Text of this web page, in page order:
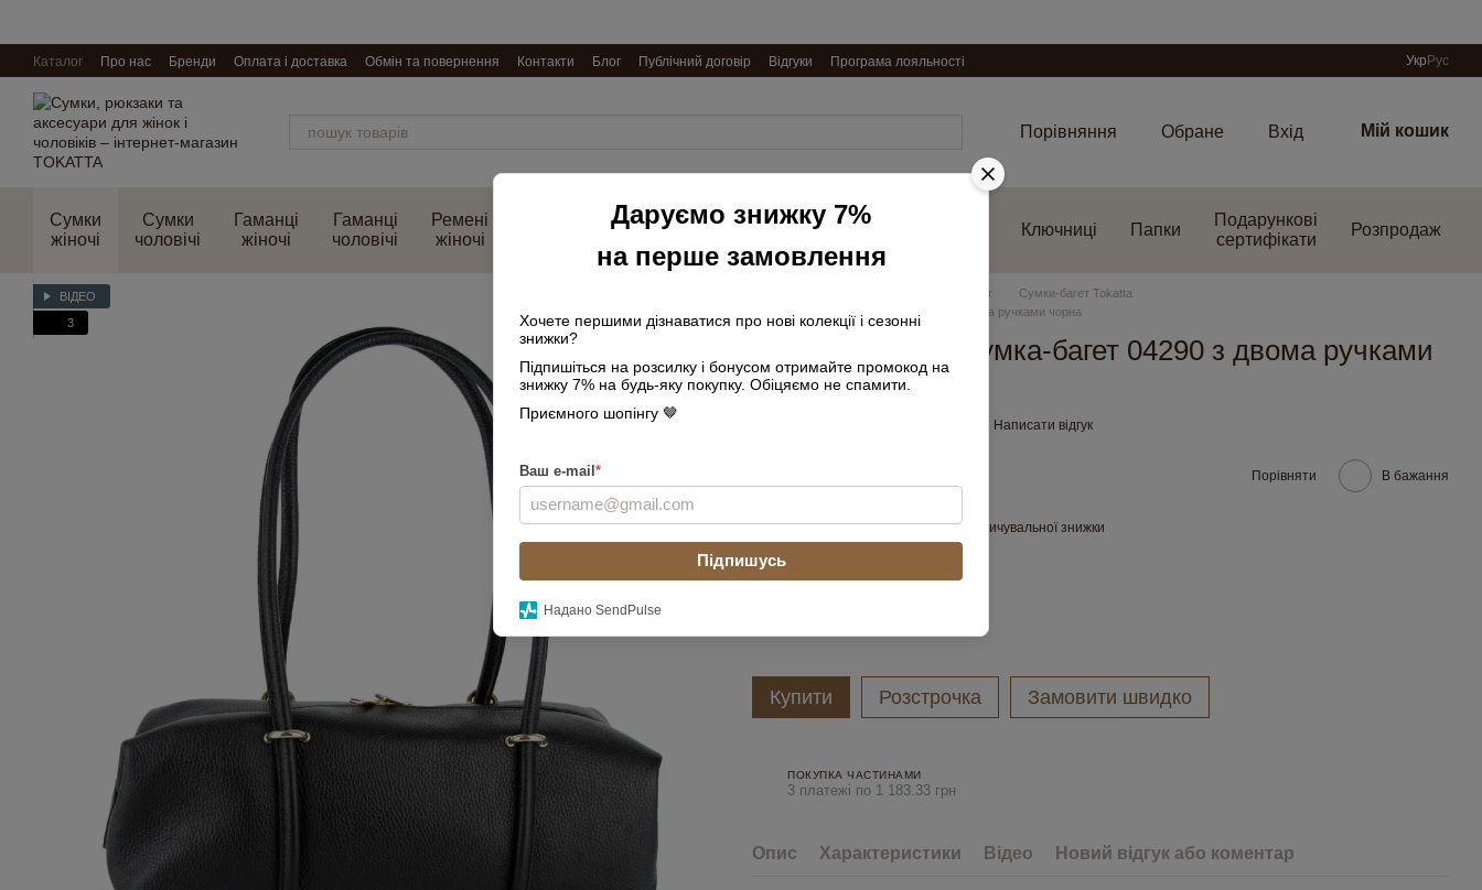
Даруємо знижку 7%
на перше замовлення
Хочете першими дізнаватися про нові колекції і сезонні
знижки?
Підпишіться на розсилку і бонусом отримайте промокод на
знижку 7% на будь-яку покупку. Обіцяємо не спамити.
Приємного шопінгу 🤎
Ваш e-mail *
Підпишусь
Надано SendPulse
Каталог Про нас Бренди Оплата і доставка Обмін та повернення Контакти Блог Публічний договір Відгуки Програма лояльності Укр Рус
Порівняння Обране Вхід Мій кошик
Сумки
жіночі
Сумки
чоловічі
Гаманці
жіночі
Гаманці
чоловічі
Ремені
жіночі
Подарункові
Косметички
Ключниці Папки
Подарункові
сертифікати
Розпродаж
ВІДЕО
3
Сумки-багет
Сумки-багет Tokatta
Жіноча шкіряна сумка-багет 04290 з двома ручками чорна
Жіноча шкіряна сумка-багет 04290 з двома ручками
чорна
Написати відгук
Порівняти В бажання
% Увійтидля відображення накопичувальної знижки
Колір
Купити Розстрочка Замовити швидко
ПОКУПКА ЧАСТИНАМИ
3 платежі по 1 183.33 грн
Опис Характеристики Відео Новий відгук або коментар